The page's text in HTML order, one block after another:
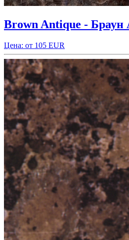
Brown Antique - Браун
Цена: от 105 EUR